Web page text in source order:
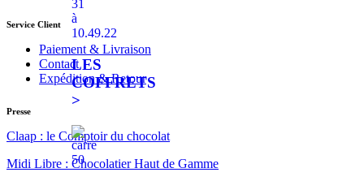
LES
COFFRETS
>
Service Client
Paiement & Livraison
Contact
Expédition & Retour
Presse
Claap : le Comptoir du chocolat
Midi Libre : Chocolatier Haut de Gamme